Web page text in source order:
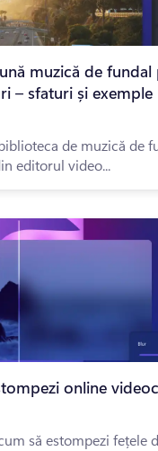
muzică de fundal
– sfaturi și exemple
de muzică de
editorul video...
online
să estompezi fețele